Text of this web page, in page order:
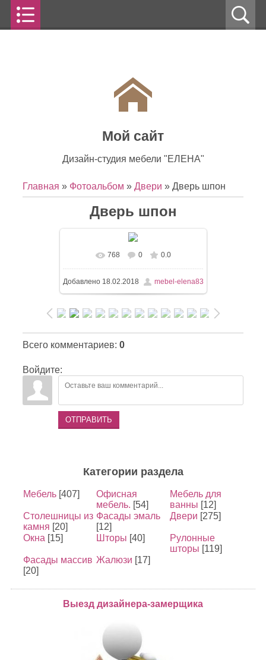
Мой сайт
Дизайн-студия мебели "ЕЛЕНА"
Главная » Фотоальбом » Двери » Дверь шпон
Дверь шпон
768 0 0.0
Добавлено18.02.2018 mebel-elena83
Всего комментариев: 0
Войдите:
ОТПРАВИТЬ
Категории раздела
Мебель [407]
Офисная
мебель. [54]
Мебель для
ванны [12]
Столешницы из
камня [20]
Фасады эмаль
[12]
Двери [275]
Окна [15] Шторы [40]
Рулонные
шторы [119]
Фасады массив
[20]
Жалюзи [17]
Выезд дизайнера-замерщика